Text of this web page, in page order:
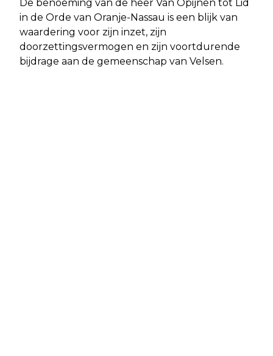
De benoeming van de heer Van Opijnen tot Lid
in de Orde van Oranje-Nassau is een blijk van
waardering voor zijn inzet, zijn
doorzettingsvermogen en zijn voortdurende
bijdrage aan de gemeenschap van Velsen.